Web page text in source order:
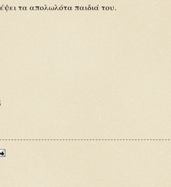
τα απολωλότα παιδιά του.